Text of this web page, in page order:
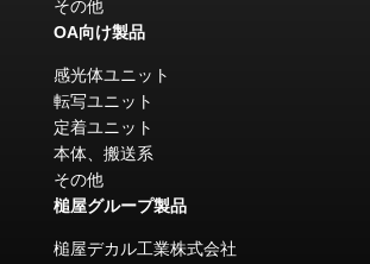
その他
OA向け製品
感光体ユニット
転写ユニット
定着ユニット
本体、搬送系
その他
槌屋グループ製品
槌屋デカル工業株式会社